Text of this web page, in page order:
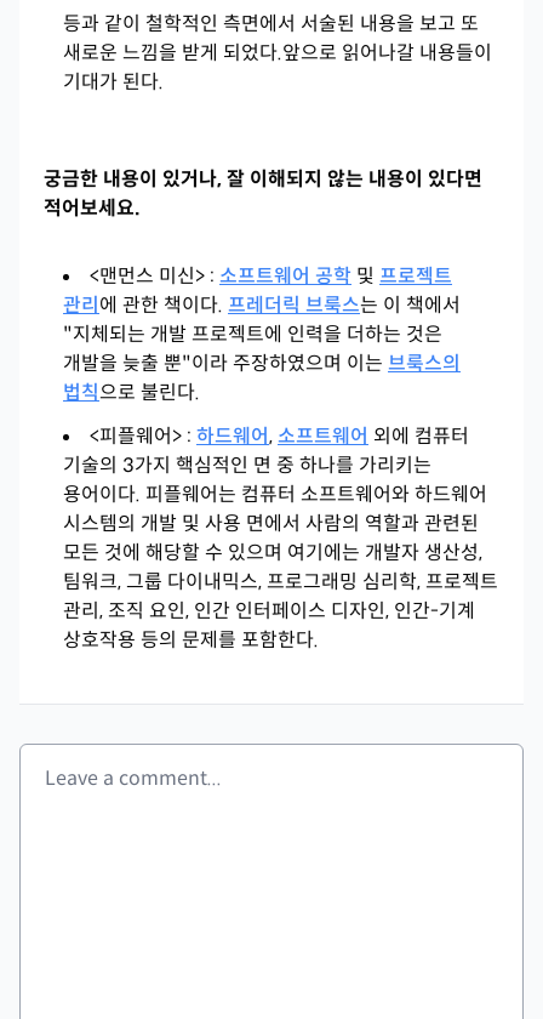
등과 같이 철학적인 측면에서 서술된 내용을 보고 또
새로운 느낌을 받게 되었다.앞으로 읽어나갈 내용들이
기대가 된다.
궁금한 내용이 있거나, 잘 이해되지 않는 내용이 있다면
적어보세요.
<맨먼스 미신> : 소프트웨어 공학 및 프로젝트
관리 에 관한 책이다. 프레더릭 브룩스는 이 책에서
"지체되는 개발 프로젝트에 인력을 더하는 것은
개발을 늦출 뿐"이라 주장하였으며 이는 브룩스의
법칙으로 불린다.
<피플웨어> : 하드웨어,소프트웨어 외에 컴퓨터
기술의 3가지 핵심적인 면 중 하나를 가리키는
용어이다. 피플웨어는 컴퓨터 소프트웨어와 하드웨어
시스템의 개발 및 사용 면에서 사람의 역할과 관련된
모든 것에 해당할 수 있으며 여기에는 개발자 생산성,
팀워크, 그룹 다이내믹스, 프로그래밍 심리학, 프로젝트
관리, 조직 요인, 인간 인터페이스 디자인, 인간-기계
상호작용 등의 문제를 포함한다.